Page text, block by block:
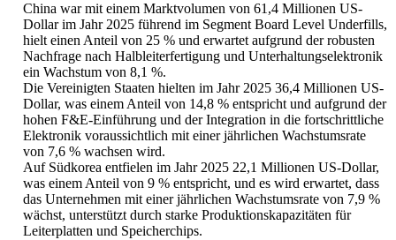
China war mit einem Marktvolumen von 61,4 Millionen US-
Dollar im Jahr 2025 führend im Segment Board Level Underfills,
hielt einen Anteil von 25 % und erwartet aufgrund der robusten
Nachfrage nach Halbleiterfertigung und Unterhaltungselektronik
ein Wachstum von 8,1 %.
Die Vereinigten Staaten hielten im Jahr 2025 36,4 Millionen US-
Dollar, was einem Anteil von 14,8 % entspricht und aufgrund der
hohen F&E-Einführung und der Integration in die fortschrittliche
Elektronik voraussichtlich mit einer jährlichen Wachstumsrate
von 7,6 % wachsen wird.
Auf Südkorea entfielen im Jahr 2025 22,1 Millionen US-Dollar,
was einem Anteil von 9 % entspricht, und es wird erwartet, dass
das Unternehmen mit einer jährlichen Wachstumsrate von 7,9 %
wächst, unterstützt durch starke Produktionskapazitäten für
Leiterplatten und Speicherchips.